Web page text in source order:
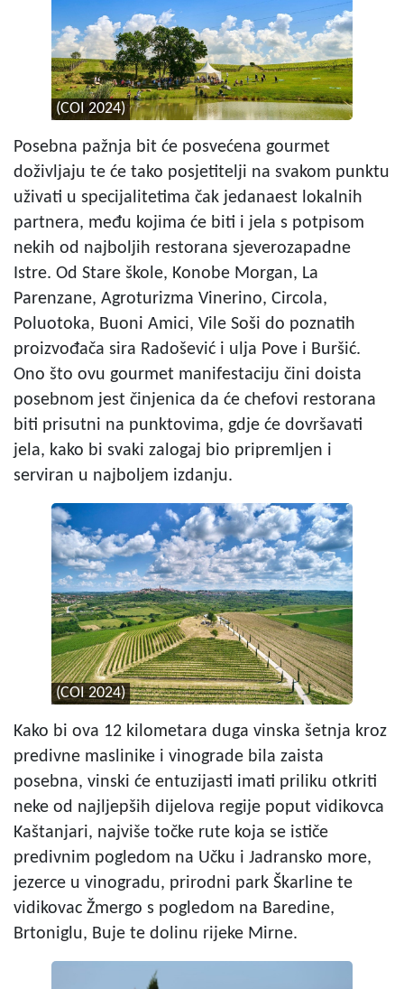
(COI 2024)
Posebna pažnja bit će posvećena gourmet
doživljaju te će tako posjetitelji na svakom punktu
uživati u specijalitetima čak jedanaest lokalnih
partnera, među kojima će biti i jela s potpisom
nekih od najboljih restorana sjeverozapadne
Istre. Od Stare škole, Konobe Morgan, La
Parenzane, Agroturizma Vinerino, Circola,
Poluotoka, Buoni Amici, Vile Soši do poznatih
proizvođača sira Radošević i ulja Pove i Buršić.
Ono što ovu gourmet manifestaciju čini doista
posebnom jest činjenica da će chefovi restorana
biti prisutni na punktovima, gdje će dovršavati
jela, kako bi svaki zalogaj bio pripremljen i
serviran u najboljem izdanju.
(COI 2024)
Kako bi ova 12 kilometara duga vinska šetnja kroz
predivne maslinike i vinograde bila zaista
posebna, vinski će entuzijasti imati priliku otkriti
neke od najljepših dijelova regije poput vidikovca
Kaštanjari, najviše točke rute koja se ističe
predivnim pogledom na Učku i Jadransko more,
jezerce u vinogradu, prirodni park Škarline te
vidikovac Žmergo s pogledom na Baredine,
Brtoniglu, Buje te dolinu rijeke Mirne.